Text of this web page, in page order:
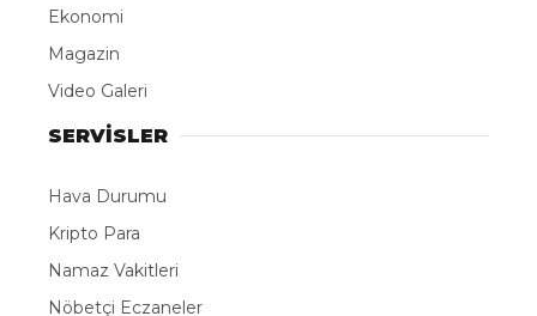
Ekonomi
Magazin
Video Galeri
SERVİSLER
Hava Durumu
Kripto Para
Namaz Vakitleri
Nöbetçi Eczaneler